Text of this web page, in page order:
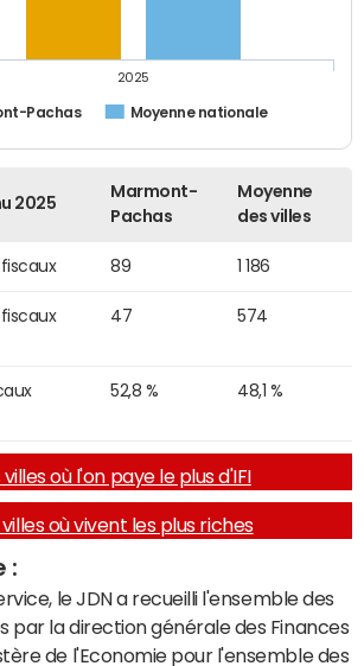
Pachas Moyenne nationale
2025
2025
Marmont-
Pachas
Moyenne
des villes
89 1 186
47 574
52,8 % 48,1 %
villes où l'on paye le plus d'IFI
villes où vivent les plus riches
:
le JDN a recueilli l'ensemble des
par la direction générale des Finances
de l'Economie pour l'ensemble des